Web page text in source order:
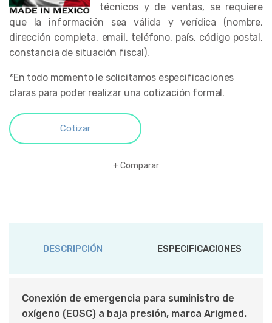
técnicos y de ventas, se requiere
que la información sea válida y verídica (nombre,
dirección completa, email, teléfono, país, código postal,
constancia de situación fiscal).
*En todo momento le solicitamos especificaciones
claras para poder realizar una cotización formal.
Cotizar
Comparar
DESCRIPCIÓN ESPECIFICACIONES
Conexión de emergencia para suministro de
oxígeno (EOSC) a baja presión, marca Arigmed.